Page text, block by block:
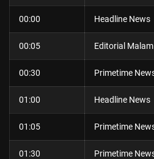
00:00 Headline News
00:05 Editorial Malam
00:30 Primetime
01:00 Headline News
01:05 Primetime
01:30 Primetime